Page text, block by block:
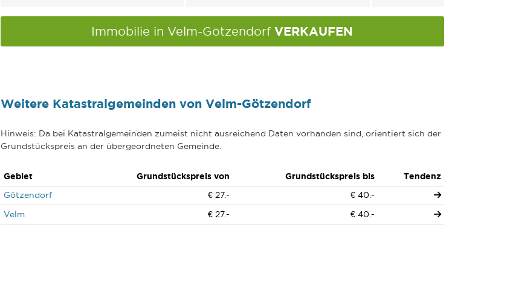
Immobilie in Velm-Götzendorf VERKAUFEN
Weitere Katastralgemeinden von Velm-Götzendorf
Hinweis: Da bei Katastralgemeinden zumeist nicht ausreichend Daten vorhanden sind, orientiert sich der
Grundstückspreis an der übergeordneten Gemeinde.
Gebiet Grundstückspreis von Grundstückspreis bis
Tendenz
Götzendorf
€ 27.-
€ 40.-
Velm
€ 27.- € 40.-